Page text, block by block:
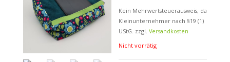
Kein Mehrwertsteuerausweis, da
Kleinunternehmer nach §19 (1)
UStG. zzgl.Versandkosten
Nicht vorrätig